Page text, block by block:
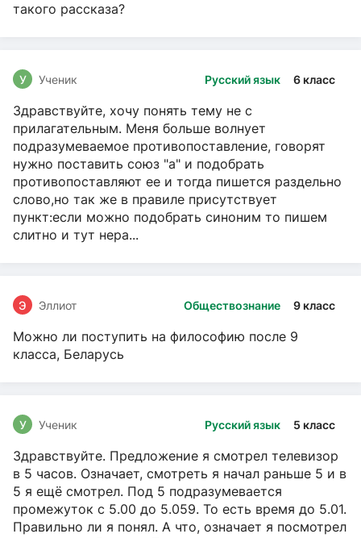
такого рассказа?
Русский язык 6 класс
У Ученик
Здравствуйте, хочу понять тему не с
прилагательным. Меня больше волнует
подразумеваемое противопоставление, говорят
нужно поставить союз "а" и подобрать
противопоставляют ее и тогда пишется раздельно
слово,но так же в правиле присутствует
пункт:если можно подобрать синоним то пишем
слитно и тут нера...
Обществознание 9 класс
Э Эллиот
Можно ли поступить на философию после 9
класса, Беларусь
Русский язык 5 класс
У Ученик
Здравствуйте. Предложение я смотрел телевизор
в 5 часов. Означает, смотреть я начал раньше 5 и в
5 я ещё смотрел. Под 5 подразумевается
промежуток с 5.00 до 5.059. То есть время до 5.01.
Правильно ли я понял. А что, означает я посмотрел